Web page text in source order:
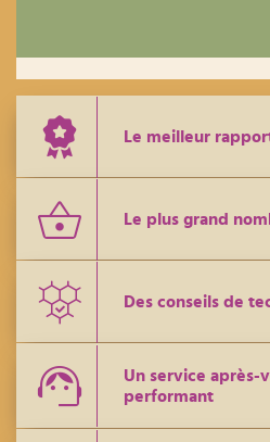
Le meilleur
Le plus grand
Des conseils de
Un service après-
performant